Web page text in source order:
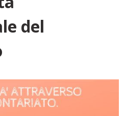
del